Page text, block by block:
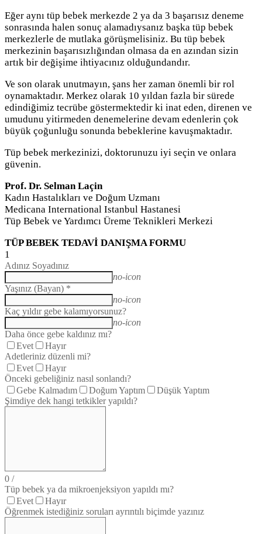
Eğer aynı tüp bebek merkezde 2 ya da 3 başarısız deneme
sonrasında halen sonuç alamadıysanız başka tüp bebek
merkezlerle de mutlaka görüşmelisiniz. Bu tüp bebek
merkezinin başarısızlığından olmasa da en azından sizin
artık bir değişime ihtiyacınız olduğundandır.
Ve son olarak unutmayın, şans her zaman önemli bir rol
oynamaktadır. Merkez olarak 10 yıldan fazla bir sürede
edindiğimiz tecrübe göstermektedir ki inat eden, direnen ve
umudunu yitirmeden denemelerine devam edenlerin çok
büyük çoğunluğu sonunda bebeklerine kavuşmaktadır.
Tüp bebek merkezinizi, doktorunuzu iyi seçin ve onlara
güvenin.
Prof. Dr. Selman Laçin
Kadın Hastalıkları ve Doğum Uzmanı
Medicana International Istanbul Hastanesi
Tüp Bebek ve Yardımcı Üreme Teknikleri Merkezi
TÜP BEBEK TEDAVİ DANIŞMA FORMU
1
Adınız Soyadınız
no-icon
Yaşınız (Bayan) *
no-icon
Kaç yıldır gebe kalamıyorsunuz?
no-icon
Daha önce gebe kaldınız mı?
Evet
Hayır
Adetleriniz düzenli mi?
Evet
Hayır
Önceki gebeliğiniz nasıl sonlandı?
Gebe Kalmadım
Doğum Yaptım
Düşük Yaptım
Şimdiye dek hangi tetkikler yapıldı?
0 /
Tüp bebek ya da mikroenjeksiyon yapıldı mı?
Evet
Hayır
Öğrenmek istediğiniz soruları ayrıntılı biçimde yazınız